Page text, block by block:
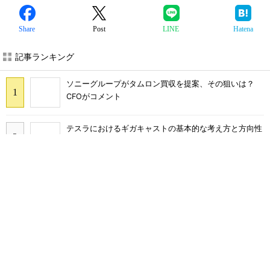
Share Post LINE Hatena
記事ランキング
ソニーグループがタムロン買収を提案、その狙いは？
CFOがコメント
テスラにおけるギガキャストの基本的な考え方と方向性